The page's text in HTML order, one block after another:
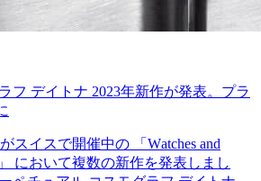
フ デイトナ 2023年新作が発表。プラ
スイスで開催中の 「Watches and
」 において複数の新作を発表しまし